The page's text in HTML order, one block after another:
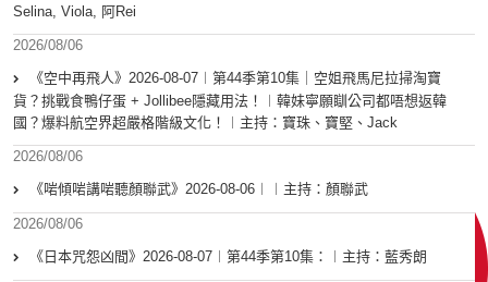
Selina, Viola, 阿Rei
2026/08/06
《空中再飛人》2026-08-07︱第44季第10集｜空姐飛馬尼拉掃淘寶
貨？挑戰食鴨仔蛋 + Jollibee隱藏用法！︱韓妹寧願瞓公司都唔想返韓
國？爆料航空界超嚴格階級文化！︱主持：寶珠、寶堅、Jack
2026/08/06
《啱傾啱講啱聽顏聯武》2026-08-06︱︱主持：顏聯武
2026/08/06
《日本咒怨凶間》2026-08-07︱第44季第10集：︱主持：藍秀朗